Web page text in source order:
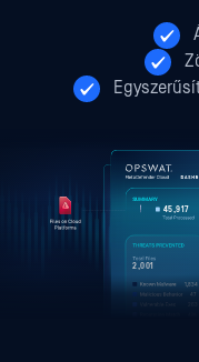
134,785
2,001
1,834
47